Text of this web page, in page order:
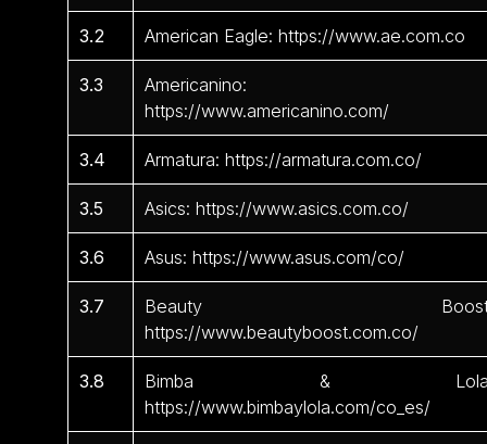
3.2 American Eagle: https://www.ae.com.co
3.3
Americanino:
https://www.americanino.com/
3.4 Armatura: https://armatura.com.co/
3.5 Asics: https://www.asics.com.co/
3.6 Asus: https://www.asus.com/co/
3.7
Beauty
https://www.beautyboost.com.co/
3.8
Bimba &
https://www.bimbaylola.com/co_es/